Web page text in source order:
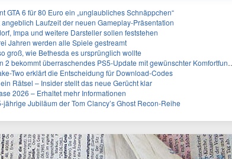
GTA 6 für 80 Euro ein „unglaubliches Schnäppchen“
angeblich Laufzeit der neuen Gameplay-Präsentation
Impa und weitere Darsteller sollen feststehen
Jahren werden alle Spiele gestreamt
groß, wie Bethesda es ursprünglich wollte
2 bekommt überraschendes PS5-Update mit gewünschter Komfortfunktion
Two erklärt die Entscheidung für Download-Codes
Rätsel – Insider stellt das neue Gerücht klar
2026 – Erhaltet mehr Informationen
jährige Jubiläum der Tom Clancy’s Ghost Recon-Reihe